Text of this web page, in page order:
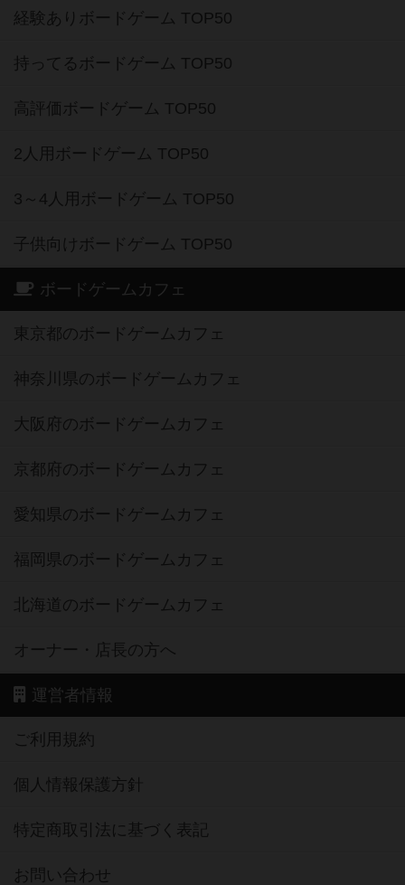
経験ありボードゲーム TOP50
持ってるボードゲーム TOP50
高評価ボードゲーム TOP50
2人用ボードゲーム TOP50
3～4人用ボードゲーム TOP50
子供向けボードゲーム TOP50
ボードゲームカフェ
東京都のボードゲームカフェ
神奈川県のボードゲームカフェ
大阪府のボードゲームカフェ
京都府のボードゲームカフェ
愛知県のボードゲームカフェ
福岡県のボードゲームカフェ
北海道のボードゲームカフェ
オーナー・店長の方へ
運営者情報
ご利用規約
個人情報保護方針
特定商取引法に基づく表記
お問い合わせ